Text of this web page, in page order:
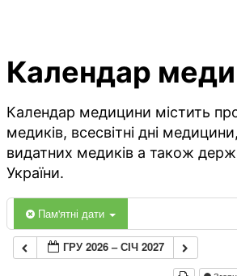
Календар
Календар медицини містить
медиків, всесвітні дні
видатних медиків а також
України.
Пам'ятні дати
ГРУ 2026 – СІЧ 2027